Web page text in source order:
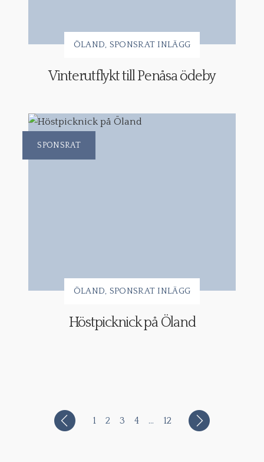
ÖLAND SPONSRAT INLÄGG
Vinterutflykt till Penåsa ödeby
SPONSRAT
ÖLAND SPONSRAT INLÄGG
Höstpicknick på Öland
1 2 3 4 … 12